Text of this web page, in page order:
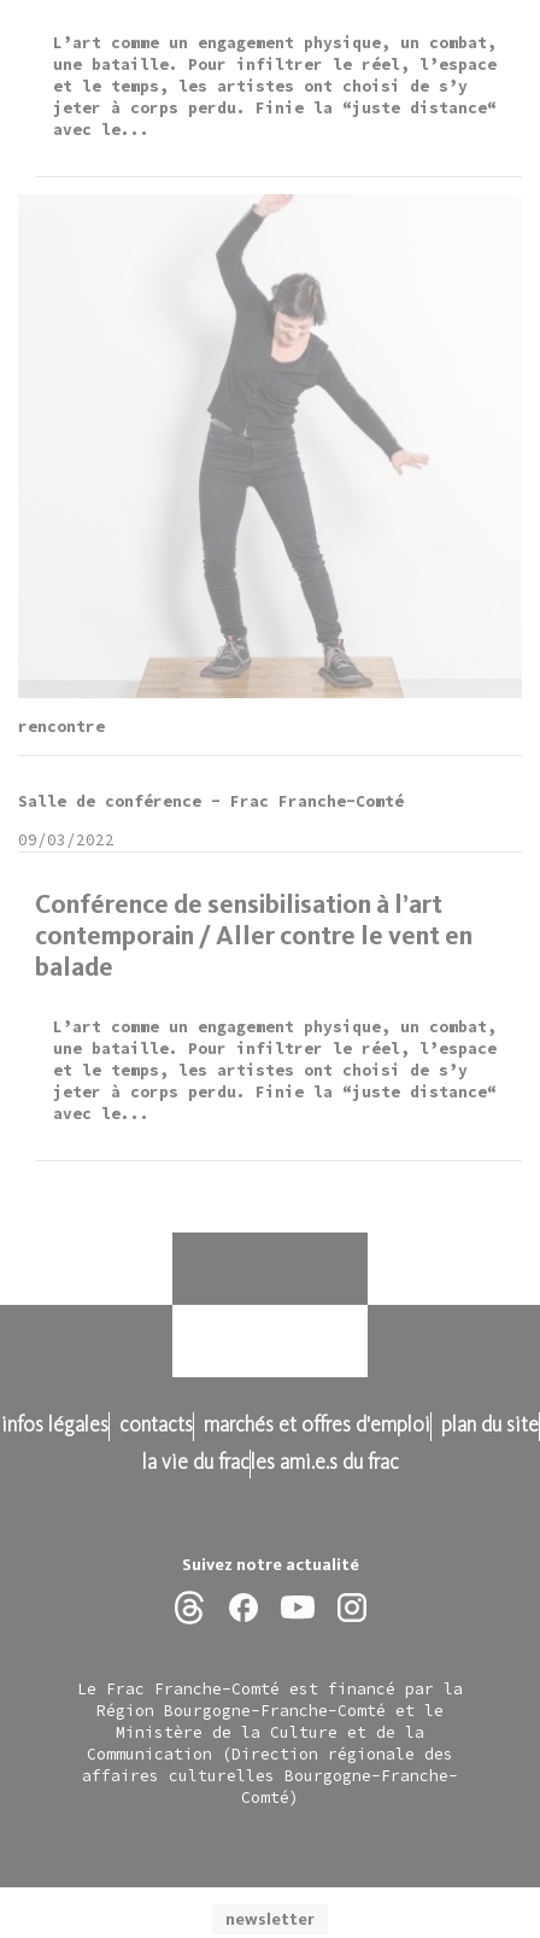
Suivez notre actualité
newsletter
L’art comme un engagement physique, un combat,
une bataille. Pour infiltrer le réel, l’espace
et le temps, les artistes ont choisi de s’y
jeter à corps perdu. Finie la “juste distance“
avec le...
rencontre
Conférence de sensibilisation à l’art
contemporain / Aller contre le vent en
balade
L’art comme un engagement physique, un combat,
une bataille. Pour infiltrer le réel, l’espace
et le temps, les artistes ont choisi de s’y
jeter à corps perdu. Finie la “juste distance“
avec le...
Salle de conférence - Frac Franche-Comté
09/03/2022
infos légales contacts marchés et offres d'emploi
plan du site
la vie du frac les ami.e.s du frac
Le Frac Franche-Comté est financé par la
Région Bourgogne-Franche-Comté et le
Ministère de la Culture et de la
Communication (Direction régionale des
affaires culturelles Bourgogne-Franche-
Comté)